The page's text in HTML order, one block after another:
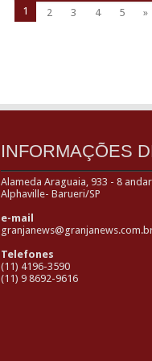
1 2 3 4 5 »
INFORMAÇÕES
Alameda Araguaia, 933 - 8 andar
Alphaville- Barueri/SP
e-mail
Telefones
(11) 4196-3590
(11) 9 8692-9616